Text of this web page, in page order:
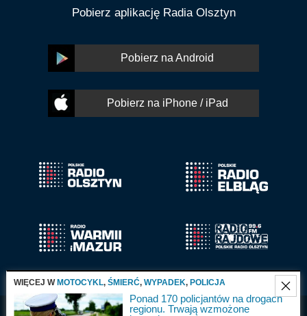
Pobierz aplikację Radia Olsztyn
Pobierz na Android
Pobierz na iPhone / iPad
WIĘCEJ W MOTOCYKL, ŚMIERĆ, WYPADEK, POLICJA
Ponad 170 policjantów na drogach
regionu. Trwają wzmożone